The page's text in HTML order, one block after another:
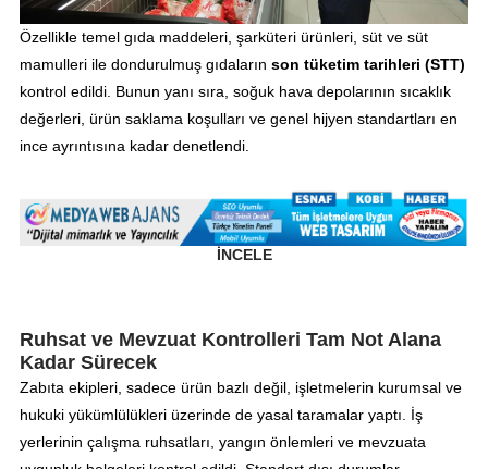
Özellikle temel gıda maddeleri, şarküteri ürünleri, süt ve süt
mamulleri ile dondurulmuş gıdaların son tüketim tarihleri (STT)
kontrol edildi. Bunun yanı sıra, soğuk hava depolarının sıcaklık
değerleri, ürün saklama koşulları ve genel hijyen standartları en
ince ayrıntısına kadar denetlendi.
İNCELE
Ruhsat ve Mevzuat Kontrolleri Tam Not Alana
Kadar Sürecek
Zabıta ekipleri, sadece ürün bazlı değil, işletmelerin kurumsal ve
hukuki yükümlülükleri üzerinde de yasal taramalar yaptı. İş
yerlerinin çalışma ruhsatları, yangın önlemleri ve mevzuata